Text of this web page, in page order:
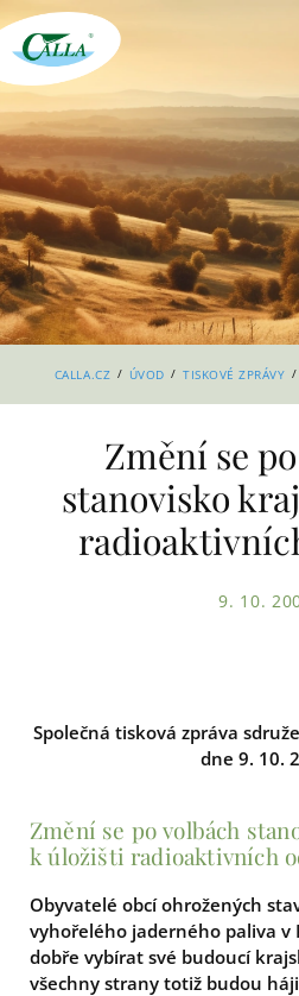
CALLA.CZ / ÚVOD / TISKOVÉ ZPRÁVY /
Změní se
stanovisko
9. 10.
Společná tisková zpráva
dne 9. 10.
Změní se po volbách
k úložišti radioaktivních
Obyvatelé obcí ohrožených
vyhořelého jaderného paliva v
dobře vybírat své budoucí
všechny strany totiž budou